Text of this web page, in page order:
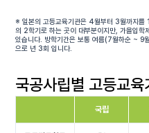
※ 일본의 고등교육기관은 4월부터 3월까지
의 2학기로 하는 곳이 대부분이지만, 가을입
있습니다. 방학기간은 보통 여름(7월하순 ~
으로 년 3회 입니다.
국공사립별 고등교육
국립